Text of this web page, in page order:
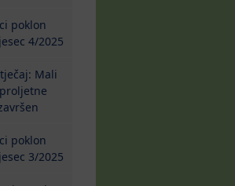
poklon
4/2025
Mali
poklon
3/2025